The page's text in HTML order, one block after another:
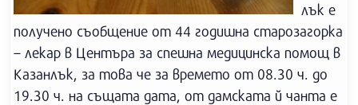
лък е
получено съобщение от 44 годишна старозагорка
– лекар в Центъра за спешна медицинска помощ в
Казанлък, за това че за времето от 08.30 ч. до
19.30 ч. на същата дата, от дамската й чанта е